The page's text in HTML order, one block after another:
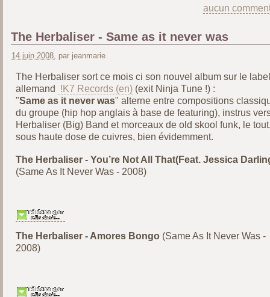
aucun
The Herbaliser - Same as it never was
14 juin 2008, par jeanmarie
The Herbaliser sort ce mois ci son nouvel album sur le label
allemand
!K7 Records
(exit Ninja Tune !) :
"Same as it never was" alterne entre compositions
du groupe (hip hop anglais à base de featuring), instrus
Herbaliser (Big) Band et morceaux de old skool funk, le
sous haute dose de cuivres, bien évidemment.
The Herbaliser - You’re Not All That(Feat. Jessica
(Same As It Never Was - 2008)
The Herbaliser - Amores Bongo(Same As It Never Was -
2008)